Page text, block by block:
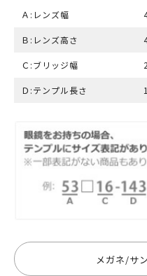
Ａ:レンズ幅
Ｂ:レンズ高さ
Ｃ:ブリッジ幅
Ｄ:テンプル長さ
メガネ/サ